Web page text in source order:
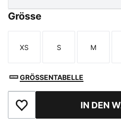
Grösse
Größe
XS
Größe
S
Größe
M
GRÖSSENTABELLE
Zu Favoriten hinzufügen
IN DEN